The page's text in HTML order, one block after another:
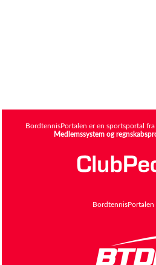
BordtennisPortalen er en sportsportal fra
Medlemssystem og
BordtennisPortalen